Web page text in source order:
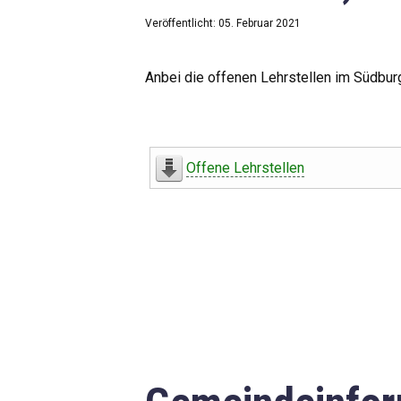
Veröffentlicht: 05. Februar 2021
Anbei die offenen Lehrstellen im
Offene Lehrstellen